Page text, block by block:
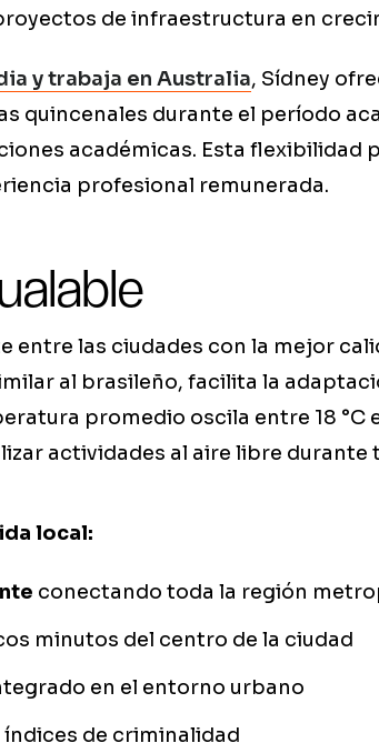
de infraestructura en
y trabaja en Australia, Sídney
quincenales durante el período
académicas. Esta flexibilidad
profesional remunerada.
entre las ciudades con la mejor
al brasileño, facilita la
promedio oscila entre 18 °C
actividades al aire libre durante
local:
conectando toda la región
minutos del centro de la ciudad
en el entorno urbano
de criminalidad